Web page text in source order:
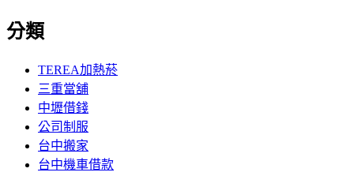
分類
TEREA加熱菸
三重當舖
中壢借錢
公司制服
台中搬家
台中機車借款